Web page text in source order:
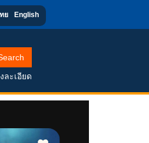
ย English
ละเอียด